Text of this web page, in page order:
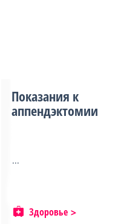
Показания к
аппендэктомии
...
Здоровье